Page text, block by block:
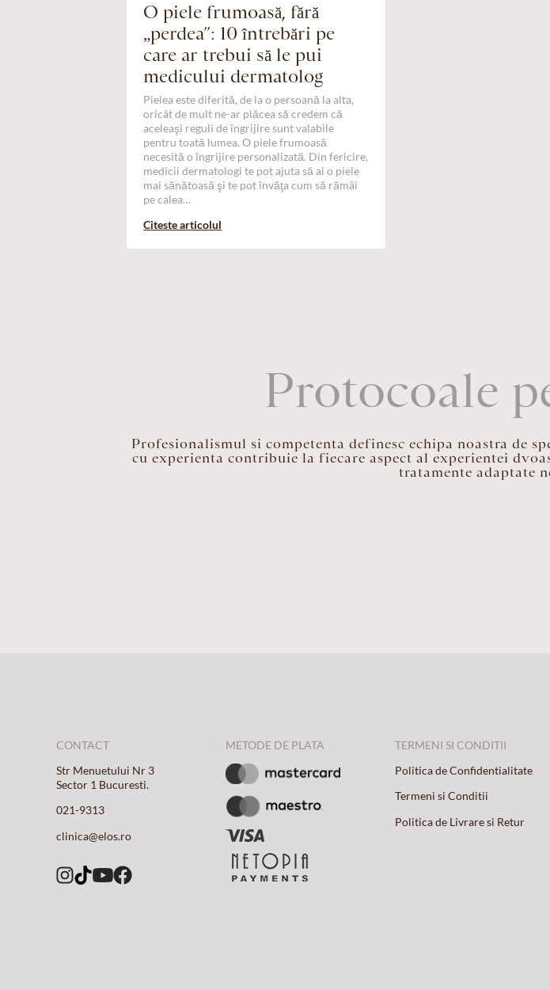
O piele frumoasă, fără
„perdea”: 10 întrebări pe
care ar trebui să le pui
medicului dermatolog
Pielea este diferită, de la o persoană la alta,
oricât de mult ne-ar plăcea să credem că
aceleaşi reguli de îngrijire sunt valabile
pentru toată lumea. O piele frumoasă
necesită o îngrijire personalizată. Din fericire,
medicii dermatologi te pot ajuta să ai o piele
mai sănătoasă şi te pot învăţa cum să rămâi
pe calea…
Citeste articolul
Protocoale
Profesionalismul si competenta definesc echipa noastra de
cu experienta contribuie la fiecare aspect al experientei
tratamente adaptate
CONTACT
Str Menuetului Nr 3
Sector 1 Bucuresti.
021-9313
clinica@elos.ro
METODE DE PLATA
TERMENI SI CONDITII
Politica de Confidentialitate
Termeni si Conditii
Politica de Livrare si Retur